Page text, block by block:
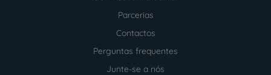
Parcerias
Contactos
Perguntas frequentes
Junte-se a nós